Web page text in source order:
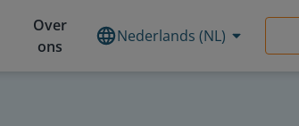
Over
ons
Nederlands (NL)